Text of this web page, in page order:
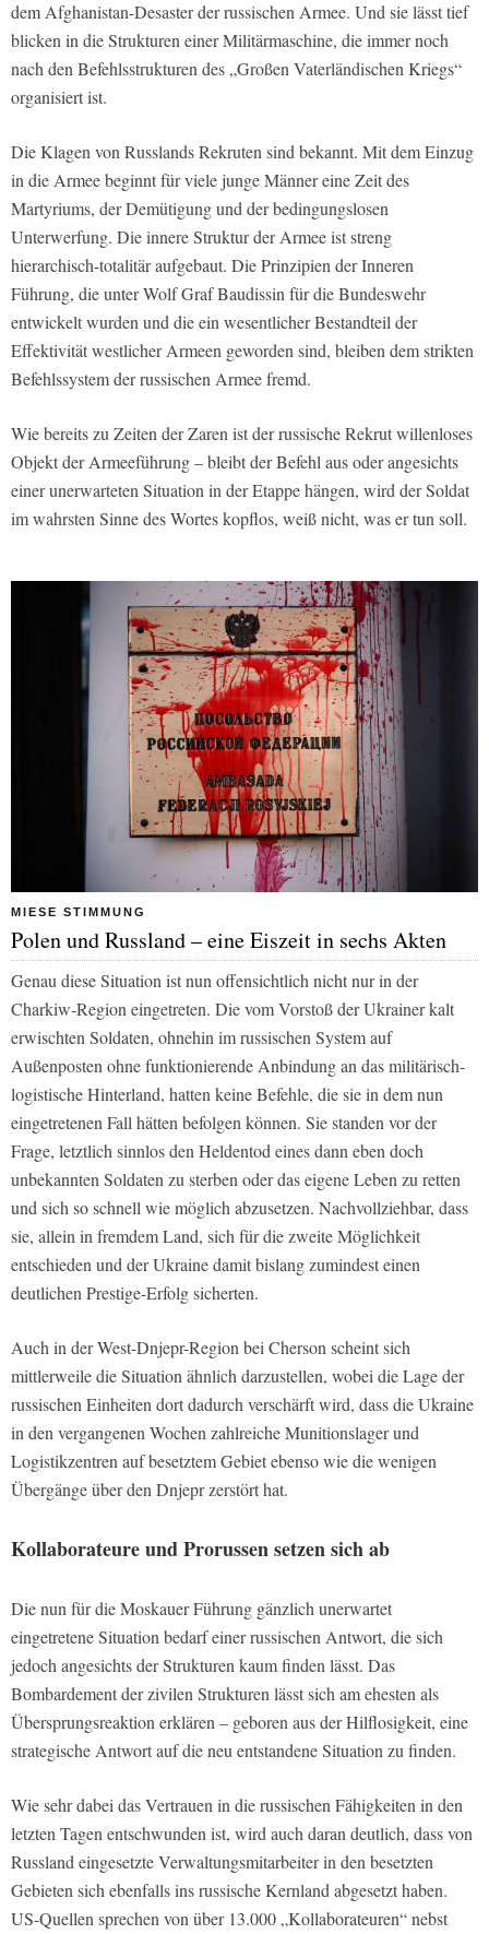
dem Afghanistan-Desaster der russischen Armee. Und sie lässt tief
blicken in die Strukturen einer Militärmaschine, die immer noch
nach den Befehlsstrukturen des „Großen Vaterländischen Kriegs“
organisiert ist.
Die Klagen von Russlands Rekruten sind bekannt. Mit dem Einzug
in die Armee beginnt für viele junge Männer eine Zeit des
Martyriums, der Demütigung und der bedingungslosen
Unterwerfung. Die innere Struktur der Armee ist streng
hierarchisch-totalitär aufgebaut. Die Prinzipien der Inneren
Führung, die unter Wolf Graf Baudissin für die Bundeswehr
entwickelt wurden und die ein wesentlicher Bestandteil der
Effektivität westlicher Armeen geworden sind, bleiben dem strikten
Befehlssystem der russischen Armee fremd.
Wie bereits zu Zeiten der Zaren ist der russische Rekrut willenloses
Objekt der Armeeführung – bleibt der Befehl aus oder angesichts
einer unerwarteten Situation in der Etappe hängen, wird der Soldat
im wahrsten Sinne des Wortes kopflos, weiß nicht, was er tun soll.
MIESE STIMMUNG
Polen und Russland – eine Eiszeit in sechs Akten
Genau diese Situation ist nun offensichtlich nicht nur in der
Charkiw-Region eingetreten. Die vom Vorstoß der Ukrainer kalt
erwischten Soldaten, ohnehin im russischen System auf
Außenposten ohne funktionierende Anbindung an das militärisch-
logistische Hinterland, hatten keine Befehle, die sie in dem nun
eingetretenen Fall hätten befolgen können. Sie standen vor der
Frage, letztlich sinnlos den Heldentod eines dann eben doch
unbekannten Soldaten zu sterben oder das eigene Leben zu retten
und sich so schnell wie möglich abzusetzen. Nachvollziehbar, dass
sie, allein in fremdem Land, sich für die zweite Möglichkeit
entschieden und der Ukraine damit bislang zumindest einen
deutlichen Prestige-Erfolg sicherten.
Auch in der West-Dnjepr-Region bei Cherson scheint sich
mittlerweile die Situation ähnlich darzustellen, wobei die Lage der
russischen Einheiten dort dadurch verschärft wird, dass die Ukraine
in den vergangenen Wochen zahlreiche Munitionslager und
Logistikzentren auf besetztem Gebiet ebenso wie die wenigen
Übergänge über den Dnjepr zerstört hat.
Kollaborateure und Prorussen setzen sich ab
Die nun für die Moskauer Führung gänzlich unerwartet
eingetretene Situation bedarf einer russischen Antwort, die sich
jedoch angesichts der Strukturen kaum finden lässt. Das
Bombardement der zivilen Strukturen lässt sich am ehesten als
Übersprungsreaktion erklären – geboren aus der Hilflosigkeit, eine
strategische Antwort auf die neu entstandene Situation zu finden.
Wie sehr dabei das Vertrauen in die russischen Fähigkeiten in den
letzten Tagen entschwunden ist, wird auch daran deutlich, dass von
Russland eingesetzte Verwaltungsmitarbeiter in den besetzten
Gebieten sich ebenfalls ins russische Kernland abgesetzt haben.
US-Quellen sprechen von über 13.000 „Kollaborateuren“ nebst